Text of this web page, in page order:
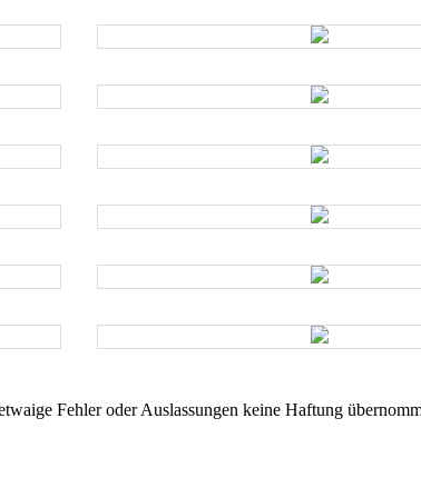
Fehler oder Auslassungen keine Haftung